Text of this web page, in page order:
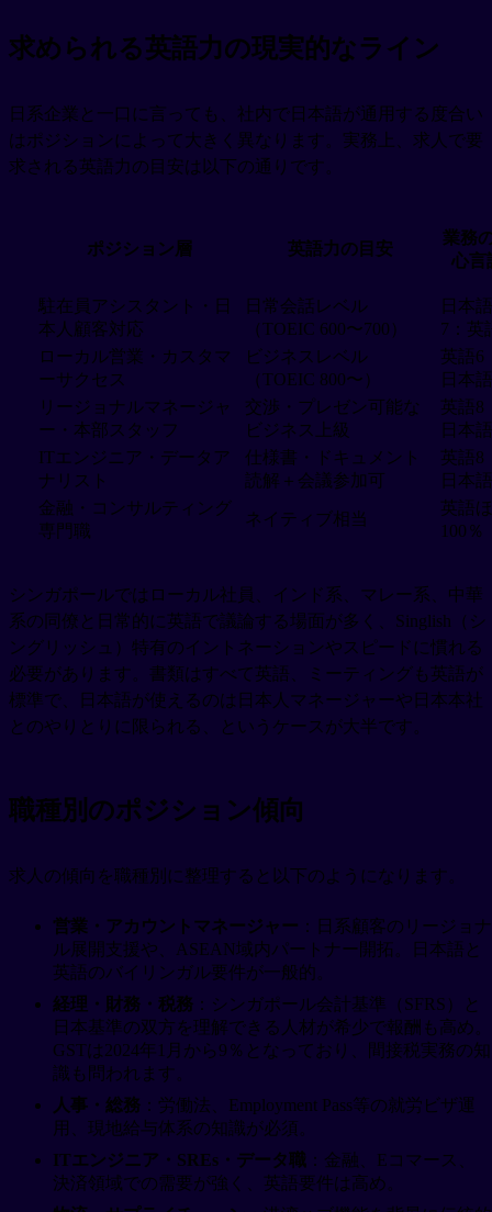
求められる英語力の現実的なライン
日系企業と一口に言っても、社内で日本語が通用する度合い
はポジションによって大きく異なります。実務上、求人で要
求される英語力の目安は以下の通りです。
ポジション層 英語力の目安
業務
心言
駐在員アシスタント・日
本人顧客対応
日常会話レベル
（TOEIC 600〜700）
日本語
7：英
ローカル営業・カスタマ
ーサクセス
ビジネスレベル
（TOEIC 800〜）
英語6
日本
リージョナルマネージャ
ー・本部スタッフ
交渉・プレゼン可能な
ビジネス上級
英語8
日本
ITエンジニア・データア
ナリスト
仕様書・ドキュメント
読解＋会議参加可
英語8
日本
金融・コンサルティング
専門職
ネイティブ相当
英語
100％
シンガポールではローカル社員、インド系、マレー系、中華
系の同僚と日常的に英語で議論する場面が多く、Singlish（シ
ングリッシュ）特有のイントネーションやスピードに慣れる
必要があります。書類はすべて英語、ミーティングも英語が
標準で、日本語が使えるのは日本人マネージャーや日本本社
とのやりとりに限られる、というケースが大半です。
職種別のポジション傾向
求人の傾向を職種別に整理すると以下のようになります。
営業・アカウントマネージャー ：日系顧客のリージョナ
ル展開支援や、ASEAN域内パートナー開拓。日本語と
英語のバイリンガル要件が一般的。
経理・財務・税務 ：シンガポール会計基準（SFRS）と
日本基準の双方を理解できる人材が希少で報酬も高め。
GSTは2024年1月から9％となっており、間接税実務の知
識も問われます。
人事・総務 ：労働法、Employment Pass等の就労ビザ運
用、現地給与体系の知識が必須。
ITエンジニア・SREs・データ職 ：金融、Eコマース、
決済領域での需要が強く、英語要件は高め。